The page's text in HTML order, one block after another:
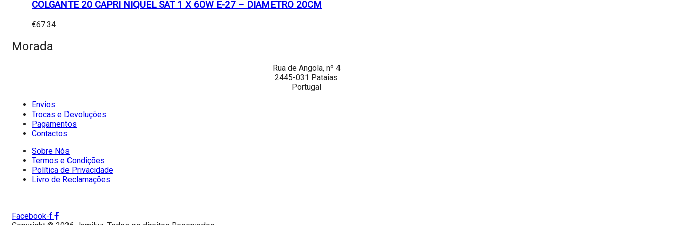
COLGANTE 20 CAPRI NIQUEL SAT 1 X 60W E-27 – DIAMETRO 20CM
€67.34
Morada
Rua de Angola, nº 4
2445-031 Pataias
Portugal
Envios
Trocas e Devoluções
Pagamentos
Contactos
Sobre Nós
Termos e Condições
Política de Privacidade
Livro de Reclamações
Facebook-f